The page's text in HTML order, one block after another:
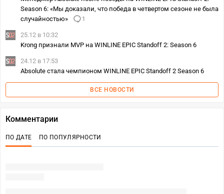
Season 6: «Мы доказали, что победа в четвертом сезоне не была
случайностью»
1
25.12 в 10:32
Krong признали MVP на WINLINE EPIC Standoff 2: Season 6
24.12 в 17:53
Absolute стала чемпионом WINLINE EPIC Standoff 2 Season 6
ВСЕ НОВОСТИ
Комментарии
ПО ДАТЕ ПО ПОПУЛЯРНОСТИ